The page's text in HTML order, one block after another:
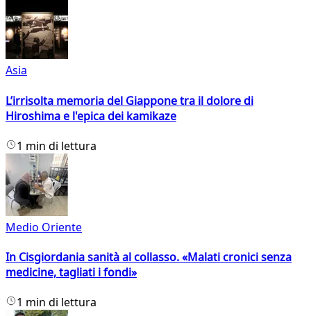
Asia
L’irrisolta memoria del Giappone tra il dolore di
Hiroshima e l'epica dei kamikaze
1 min di lettura
Medio Oriente
In Cisgiordania sanità al collasso. «Malati cronici senza
medicine, tagliati i fondi»
1 min di lettura